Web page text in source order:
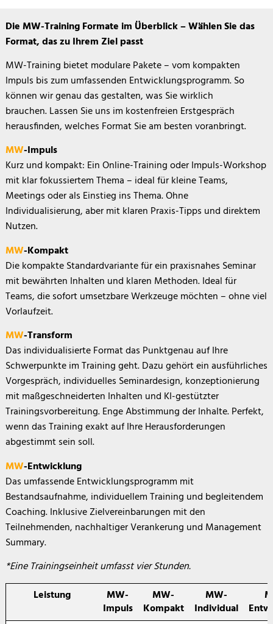
Pakete
Die MW-Training Formate im Überblick –Wählen Sie das
Format, das zu Ihrem Ziel passt
MW-Training bietet modulare Pakete – vom kompakten
Impuls bis zum umfassenden Entwicklungsprogramm. So
können wir genau das gestalten, was Sie wirklich
brauchen. Lassen Sie uns im kostenfreien Erstgespräch
herausfinden, welches Format Sie am besten voranbringt.
MW-Impuls
Kurz und kompakt: Ein Online-Training oder Impuls-Workshop
mit klar fokussiertem Thema – ideal für kleine Teams,
Meetings oder als Einstieg ins Thema. Ohne
Individualisierung, aber mit klaren Praxis-Tipps und direktem
Nutzen.
MW-Kompakt
Die kompakte Standardvariante für ein praxisnahes Seminar
mit bewährten Inhalten und klaren Methoden. Ideal für
Teams, die sofort umsetzbare Werkzeuge möchten – ohne viel
Vorlaufzeit.
MW-Transform
Das individualisierte Format das Punktgenau auf Ihre
Schwerpunkte im Training geht. Dazu gehört ein ausführliches
Vorgespräch, individuelles Seminardesign, konzeptionierung
mit maßgeschneiderten Inhalten und KI-gestützter
Trainingsvorbereitung. Enge Abstimmung der Inhalte. Perfekt,
wenn das Training exakt auf Ihre Herausforderungen
abgestimmt sein soll.
MW-Entwicklung
Das umfassende Entwicklungsprogramm mit
Bestandsaufnahme, individuellem Training und begleitendem
Coaching. Inklusive Zielvereinbarungen mit den
Teilnehmenden, nachhaltiger Verankerung und Management
Summary.
*Eine Trainingseinheit umfasst vier Stunden.
Leistung
MW-
Impuls
MW-
Kompakt
MW-
Individual